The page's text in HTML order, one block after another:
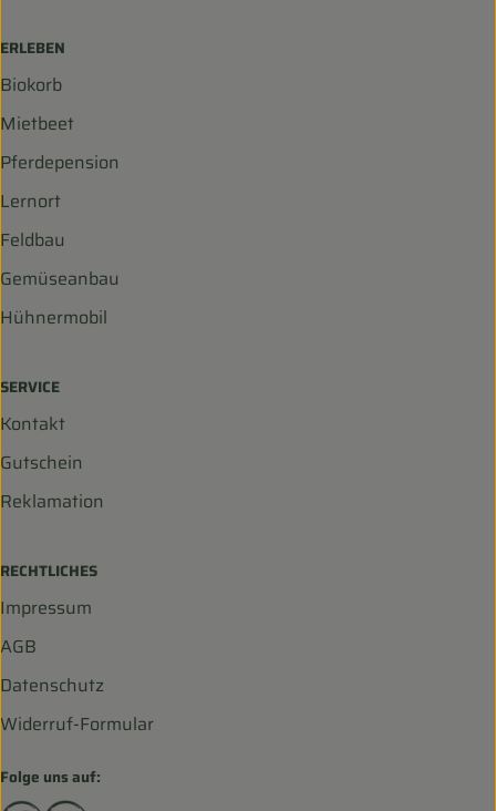
ERLEBEN
Biokorb
Mietbeet
Pferdepension
Lernort
Feldbau
Gemüseanbau
Hühnermobil
SERVICE
Kontakt
Gutschein
Reklamation
RECHTLICHES
Impressum
AGB
Datenschutz
Widerruf-Formular
Folge uns auf: